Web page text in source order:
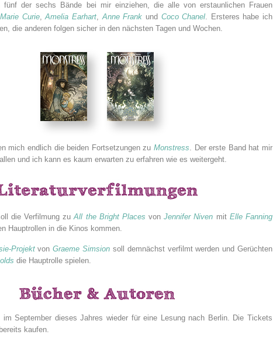
fünf der sechs Bände bei mir einziehen, die alle von erstaunlichen Frauen
Marie Curie,Amelia Earhart,Anne Frank und Coco Chanel. Ersteres habe ich
die anderen folgen sicher in den nächsten Tagen und Wochen.
mich endlich die beiden Fortsetzungen zu Monstress. Der erste Band hat mir
und ich kann es kaum erwarten zu erfahren wie es weitergeht.
die Verfilmung zuAll the Bright Places vonJennifer Niven mit Elle Fanning
Hauptrollen in die Kinos kommen.
ProjektvonGraeme Simsion soll demnächst verfilmt werden und Gerüchten
die Hauptrolle spielen.
September dieses Jahres wieder für eine Lesung nach Berlin. Die Tickets
kaufen.